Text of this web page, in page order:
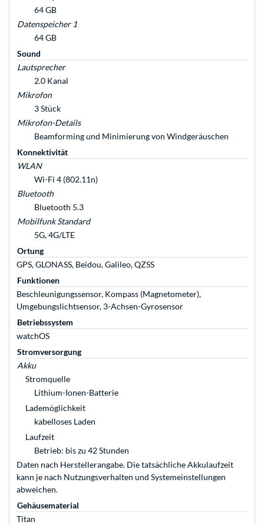
64 GB
Datenspeicher 1
64 GB
Sound
Lautsprecher
2.0 Kanal
Mikrofon
3 Stück
Mikrofon-Details
Beam­forming und Minimierung von Wind­geräuschen
Konnektivität
WLAN
Wi-Fi 4 (802.11n)
Bluetooth
Bluetooth 5.3
Mobilfunk Standard
5G, 4G/LTE
Ortung
GPS, GLONASS, Beidou, Galileo, QZSS
Funktionen
Beschleunigungssensor, Kompass (Magnetometer),
Umgebungslichtsensor, 3-Achsen-Gyrosensor
Betriebssystem
watchOS
Stromversorgung
Akku
Stromquelle
Lithium-Ionen-Batterie
Lademöglichkeit
kabelloses Laden
Laufzeit
Betrieb: bis zu 42 Stunden
Daten nach Herstellerangabe. Die tatsächliche Akkulaufzeit
kann je nach Nutzungsverhalten und Systemeinstellungen
abweichen.
Gehäusematerial
Titan